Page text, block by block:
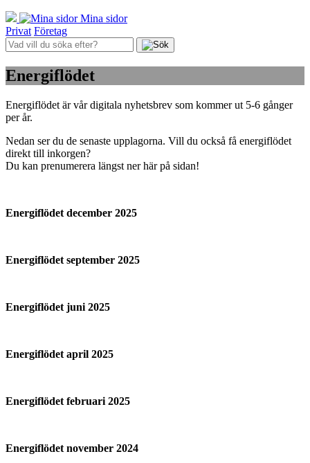
Mina sidor
Privat Företag
Energiflödet
Energiflödet är vår digitala nyhetsbrev som kommer ut 5-6 gånger
per år.
Nedan ser du de senaste upplagorna. Vill du också få energiflödet
direkt till inkorgen?
Du kan prenumerera längst ner här på sidan!
Energiflödet december 2025
Energiflödet september 2025
Energiflödet juni 2025
Energiflödet april 2025
Energiflödet februari 2025
Energiflödet november 2024